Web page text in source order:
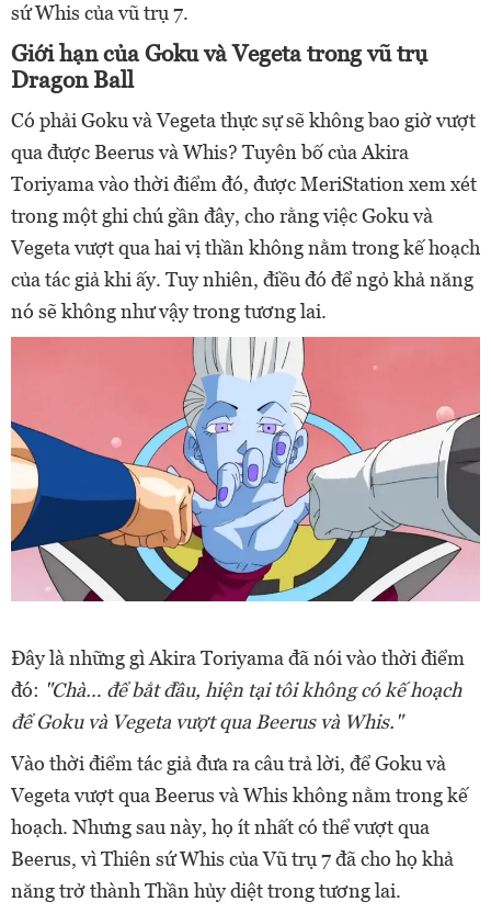
sứ Whis của vũ trụ 7.
Giới hạn của Goku và Vegeta trong vũ trụ
Dragon Ball
Có phải Goku và Vegeta thực sự sẽ không bao giờ vượt
qua được Beerus và Whis? Tuyên bố của Akira
Toriyama vào thời điểm đó, được MeriStation xem xét
trong một ghi chú gần đây, cho rằng việc Goku và
Vegeta vượt qua hai vị thần không nằm trong kế hoạch
của tác giả khi ấy. Tuy nhiên, điều đó để ngỏ khả năng
nó sẽ không như vậy trong tương lai.
Đây là những gì Akira Toriyama đã nói vào thời điểm
đó: "Chà… để bắt đầu, hiện tại tôi không có kế hoạch
để Goku và Vegeta vượt qua Beerus và Whis."
Vào thời điểm tác giả đưa ra câu trả lời, để Goku và
Vegeta vượt qua Beerus và Whis không nằm trong kế
hoạch. Nhưng sau này, họ ít nhất có thể vượt qua
Beerus, vì Thiên sứ Whis của Vũ trụ 7 đã cho họ khả
năng trở thành Thần hủy diệt trong tương lai.